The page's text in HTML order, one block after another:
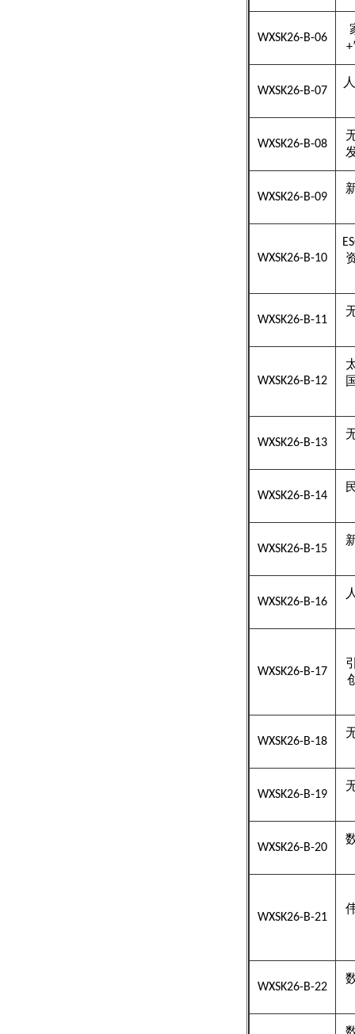
WXSK26-B-06
WXSK26-B-07
WXSK26-B-08
WXSK26-B-09
WXSK26-B-10
WXSK26-B-11
WXSK26-B-12
WXSK26-B-13
WXSK26-B-14
WXSK26-B-15
WXSK26-B-16
WXSK26-B-17
WXSK26-B-18
WXSK26-B-19
WXSK26-B-20
WXSK26-B-21
WXSK26-B-22